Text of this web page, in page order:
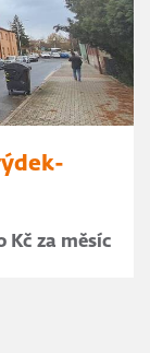
Kč za měsíc